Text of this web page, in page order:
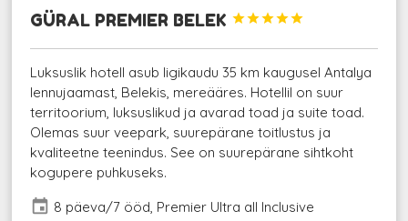
GÜRAL PREMIER BELEK 




Luksuslik hotell asub ligikaudu 35 km kaugusel Antalya
lennujaamast, Belekis, mereääres. Hotellil on suur
territoorium, luksuslikud ja avarad toad ja suite toad.
Olemas suur veepark, suurepärane toitlustus ja
kvaliteetne teenindus. See on suurepärane sihtkoht
kogupere puhkuseks.
event 8 päeva/7 ööd, Premier Ultra all Inclusive